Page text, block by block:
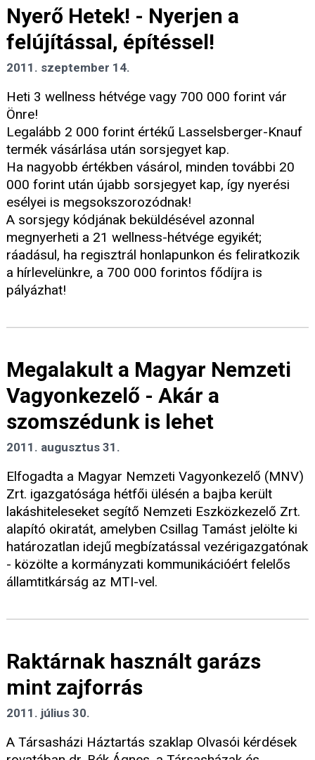
Nyerő Hetek! - Nyerjen a
felújítással, építéssel!
2011. szeptember 14.
Heti 3 wellness hétvége vagy 700 000 forint vár
Önre!
Legalább 2 000 forint értékű Lasselsberger-Knauf
termék vásárlása után sorsjegyet kap.
Ha nagyobb értékben vásárol, minden további 20
000 forint után újabb sorsjegyet kap, így nyerési
esélyei is megsokszorozódnak!
A sorsjegy kódjának beküldésével azonnal
megnyerheti a 21 wellness-hétvége egyikét;
ráadásul, ha regisztrál honlapunkon és feliratkozik
a hírlevelünkre, a 700 000 forintos fődíjra is
pályázhat!
Megalakult a Magyar Nemzeti
Vagyonkezelő - Akár a
szomszédunk is lehet
2011. augusztus 31.
Elfogadta a Magyar Nemzeti Vagyonkezelő (MNV)
Zrt. igazgatósága hétfői ülésén a bajba került
lakáshiteleseket segítő Nemzeti Eszközkezelő Zrt.
alapító okiratát, amelyben Csillag Tamást jelölte ki
határozatlan idejű megbízatással vezérigazgatónak
- közölte a kormányzati kommunikációért felelős
államtitkárság az MTI-vel.
Raktárnak használt garázs
mint zajforrás
2011. július 30.
A Társasházi Háztartás szaklap Olvasói kérdések